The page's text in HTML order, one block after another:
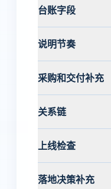
台账字段
说明节奏
采购和交付补充
关系链
上线检查
落地决策补充